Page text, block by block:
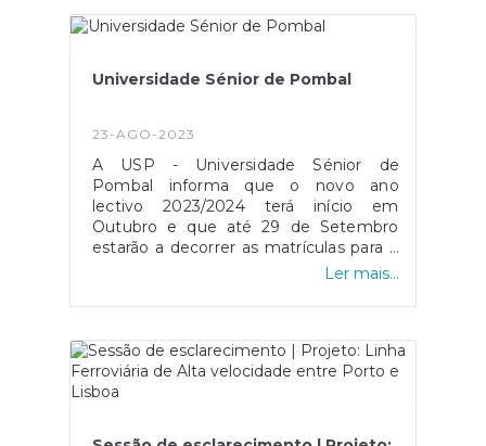
Universidade Sénior de Pombal
23-AGO-2023
A USP - Universidade Sénior de
Pombal informa que o novo ano
lectivo 2023/2024 terá início em
Outubro e que até 29 de Setembro
estarão a decorrer as matrículas para o
mesmo.Os interessados devem
universidadeseniorpombal@gmail.com
em Pombal (das 14h às 18h de 2ªf a
6ªf).
Ler mais...